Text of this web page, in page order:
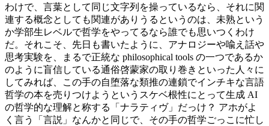
わけで、言葉として同じ文字列を操っているなら、それに関
連する概念としても関連がありうるというのは、未熟という
か学部生レベルで哲学をやってるなら誰でも思いつくわけ
だ。それこそ、先日も書いたように、アナロジーや喩え話や
思考実験を、まるで正統な philosophical tools の一つであるか
のように盲信している通俗啓蒙家の取り巻きといった人々に
してみれば、この手の自堕落な類推の連鎖でインチキな言語
哲学の本を売りつけようというスケベ根性にとって生成 AI
の哲学的な理解と称する「ナラティヴ」だっけ？ アホがよ
く言う「言説」なんかと同じで、その手の哲学ごっこに忙し